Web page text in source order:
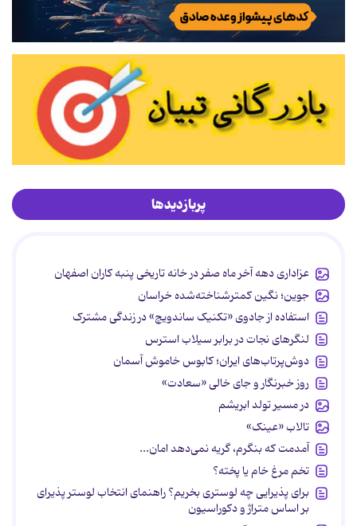
پربازدیدها
عزاداری دهه آخر ماه صفر در خانه تاریخی پنبه کاران اصفهان
جوین؛ نگین کمترشناخته‌شده خراسان
استفاده از جادوی «تکنیک ساندویچ» در زندگی مشترک
لنگرهای نجات در برابر سیلاب استرس
دوش‌پرتاب‌های ایران؛ کابوس خاموش آسمان
روز خبرنگار و جای خالی «سعادت»
در مسیر تولد ابریشم
تالاب «عینک»
آمدمت که بنگرم، گریه نمی‌دهد امان...
تخم مرغ خام یا پخته؟
برای پذیرایی چه لوستری بخریم؟ راهنمای انتخاب لوستر پذیرای
بر اساس متراژ و دکوراسیون